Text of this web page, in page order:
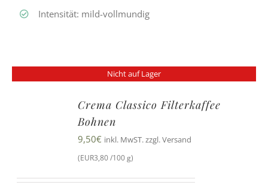
Intensität: mild-vollmundig
Nicht auf Lager
Crema Classico Filterkaffee
Bohnen
9,50€ inkl. MwST. zzgl. Versand
(EUR3,80 /100 g)